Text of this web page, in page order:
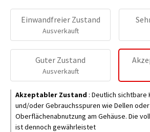
Einwandfreier Zustand
Ausverkauft
Guter Zustand
Ausverkauft
Akzeptabler Zustand : Deutlich sichtbare
und/oder Gebrauchsspuren wie Dellen oder
Oberflächenabnutzung am Gehäuse. Die
ist dennoch gewährleistet